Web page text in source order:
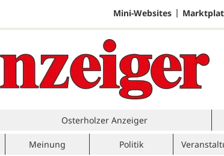
Mini-Websites
Osterholzer Anzeiger
Meinung Politik